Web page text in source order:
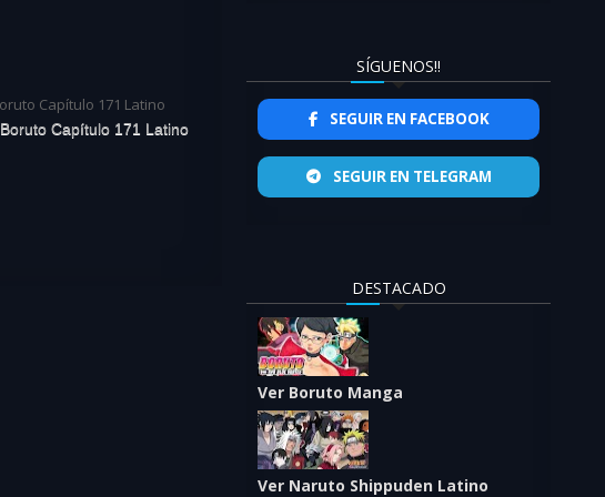
Boruto Capítulo 171 Latino
SÍGUENOS!!
SEGUIR EN FACEBOOK
SEGUIR EN TELEGRAM
DESTACADO
Ver Boruto Manga
Ver Naruto Shippuden Latino